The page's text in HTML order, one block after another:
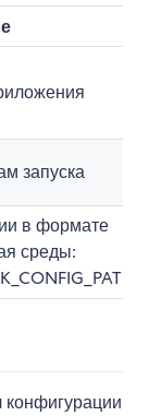
запуска
в формате
среды: